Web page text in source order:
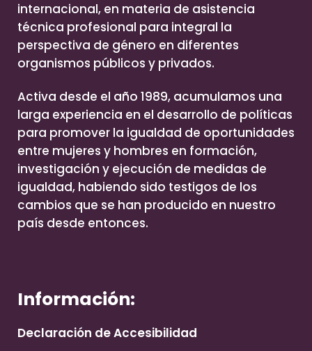
internacional, en materia de asistencia
técnica profesional para integral la
perspectiva de género en diferentes
organismos públicos y privados.
Activa desde el año 1989, acumulamos una
larga experiencia en el desarrollo de políticas
para promover la igualdad de oportunidades
entre mujeres y hombres en formación,
investigación y ejecución de medidas de
igualdad, habiendo sido testigos de los
cambios que se han producido en nuestro
país desde entonces.
Información:
Declaración de Accesibilidad